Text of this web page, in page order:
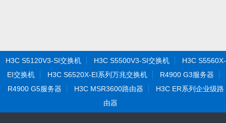
H3C S5120V3-SI交换机 H3C S5500V3-SI交换机
H3C S5560X-
EI交换机
H3C S6520X-EI系列万兆交换机
R4900 G3服务器
R4900 G5服务器
H3C MSR3600路由器
H3C ER系列企业级路
由器